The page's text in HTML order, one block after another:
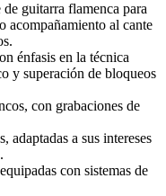
guitarra flamenca para
acompañamiento al cante
énfasis en la técnica
y superación de bloqueos
con grabaciones de
adaptadas a sus intereses
con sistemas de